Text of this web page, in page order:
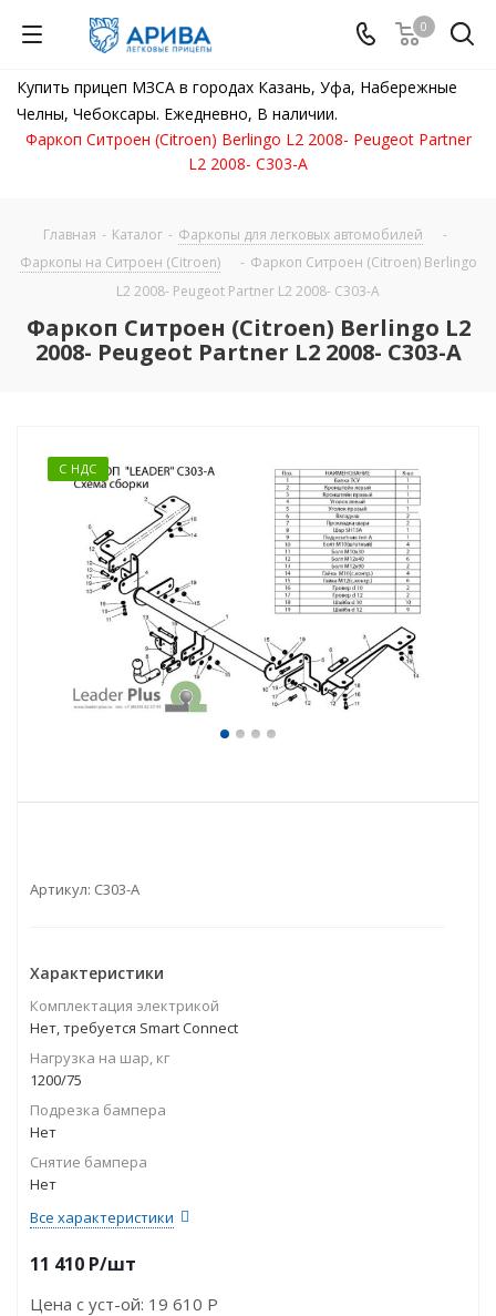
0
Купить прицеп МЗСА в городах Казань, Уфа, Набережные
Челны, Чебоксары. Ежедневно, В наличии.
Фаркоп Ситроен (Citroen) Berlingo L2 2008- Peugeot Partner
L2 2008- C303-A
Главная - Каталог - Фаркопы для легковых автомобилей
-
Фаркопы на Ситроен (Citroen)
- Фаркоп Ситроен (Citroen) Berlingo
L2 2008- Peugeot Partner L2 2008- C303-A
Фаркоп Ситроен (Citroen) Berlingo L2
2008- Peugeot Partner L2 2008- C303-A
С НДС
Артикул: C303-A
Характеристики
Комплектация электрикой
Нет, требуется Smart Connect
Нагрузка на шар, кг
1200/75
Подрезка бампера
Нет
Снятие бампера
Нет
Все характеристики
11 410 P/шт
Цена с уст-ой: 19 610 P